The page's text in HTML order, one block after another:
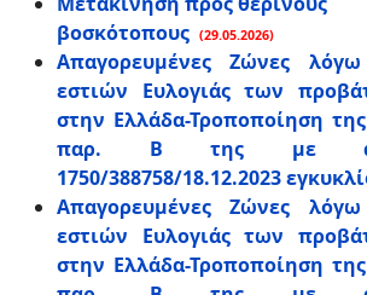
βοσκότοπους (29.05.2026)
Απαγορευμένες Ζώνες λόγω
εστιών Ευλογιάς των
στην Ελλάδα-Τροποποίηση
παρ. Β της με
1750/388758/18.12.2023
Απαγορευμένες Ζώνες λόγω
εστιών Ευλογιάς των
στην Ελλάδα-Τροποποίηση